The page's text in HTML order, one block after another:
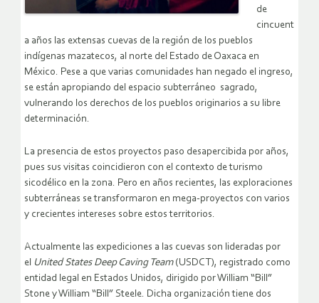
de
cincuent
a años las extensas cuevas de la región de los pueblos
indígenas mazatecos, al norte del Estado de Oaxaca en
México. Pese a que varias comunidades han negado el ingreso,
se están apropiando del espacio subterráneo sagrado,
vulnerando los derechos de los pueblos originarios a su libre
determinación.
La presencia de estos proyectos paso desapercibida por años,
pues sus visitas coincidieron con el contexto de turismo
sicodélico en la zona. Pero en años recientes, las exploraciones
subterráneas se transformaron en mega-proyectos con varios
y crecientes intereses sobre estos territorios.
Actualmente las expediciones a las cuevas son lideradas por
el United States Deep Caving Team(USDCT), registrado como
entidad legal en Estados Unidos, dirigido por William “Bill”
Stone y William “Bill” Steele. Dicha organización tiene dos